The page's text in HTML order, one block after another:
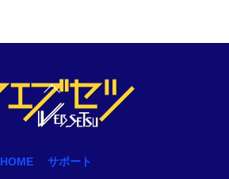
Back
To
Top
HOME サポート